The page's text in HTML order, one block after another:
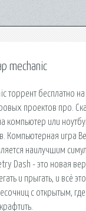
mechanic
торрент бесплатно
проектов про.
компьютер или
Компьютерная игра
наилучшим
Dash - это новая
и прыгать, и всё
с открытым,